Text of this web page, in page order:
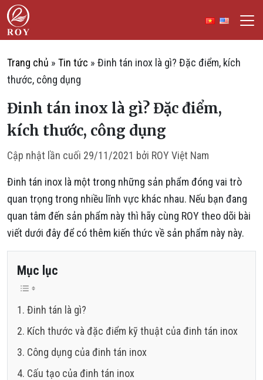
Chuyển đến nội dung
ROY Việt Nam
Trang chủ » Tin tức » Đinh tán inox là gì? Đặc điểm, kích
thước, công dụng
Đinh tán inox là gì? Đặc điểm,
kích thước, công dụng
Cập nhật lần cuối 29/11/2021 bởi ROY Việt Nam
Đinh tán inox là một trong những sản phẩm đóng vai trò
quan trọng trong nhiều lĩnh vực khác nhau. Nếu bạn đang
quan tâm đến sản phẩm này thì hãy cùng ROY theo dõi bài
viết dưới đây để có thêm kiến thức về sản phẩm này này.
Mục lục
Đinh tán là gì?
Kích thước và đặc điểm kỹ thuật của đinh tán inox
Công dụng của đinh tán inox
Cấu tạo của đinh tán inox